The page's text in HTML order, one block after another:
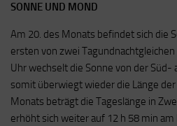
SONNE UND MOND
Am 20. des Monats befindet sich die
ersten von zwei
Uhr wechselt die Sonne von der Süd-
somit überwiegt wieder die Länge
Monats beträgt die Tageslänge in
erhöht sich weiter auf 12 h 58 min